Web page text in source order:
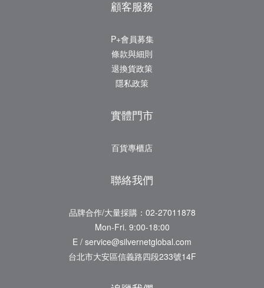
顧客服務
P+會員募集
條款與細則
退換貨政策
隱私政策
實體門市
百貨專櫃店
聯絡我們
品牌合作/大量採購：02-27011878
Mon-Fri. 9:00-18:00
E / service@silvernetglobal.com
台北市大安區信義路四段233號14F